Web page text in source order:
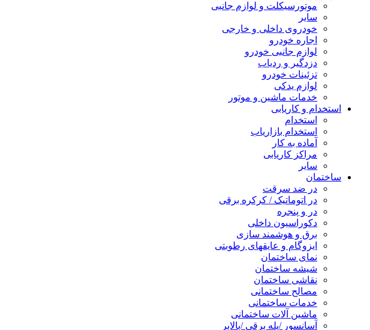
موتورسیکلت و لوازم جانبی
سایر
خودروی داخلی و خارجی
اجاره خودرو
لوازم جانبی خودرو
دزدگیر و ردیاب
تزئینات خودرو
لوازم یدکی
خدمات ماشین و موتور
استخدام و کاریابی
استخدام
استخدام بازاریاب
آماده به کار
مراکز کاریابی
سایر
ساختمان
در ضد سرقت
در اتوماتیک / کرکره برقی
در و پنجره
دکوراسیون داخلی
برق و هوشمند سازی
ایزوگام و عایقهای رطوبتی
نمای ساختمان
شیشه ساختمان
نقاشی ساختمان
مصالح ساختمانی
خدمات ساختمانی
ماشین آلات ساختمانی
آسانسور /پله برقی /بالابر